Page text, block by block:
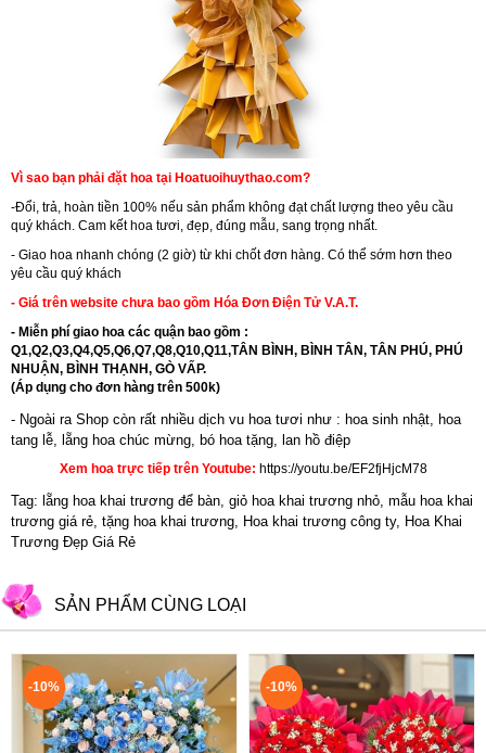
Vì sao bạn phải đặt hoa tại Hoatuoihuythao.com?
-Đổi, trả, hoàn tiền 100% nếu sản phẩm không đạt chất lượng theo yêu cầu
quý khách. Cam kết hoa tươi, đẹp, đúng mẫu, sang trọng nhất.
- Giao hoa nhanh chóng (2 giờ) từ khi chốt đơn hàng. Có thể sớm hơn theo
yêu cầu quý khách
- Giá trên website chưa bao gồm Hóa Đơn Điện Tử V.A.T.
- Miễn phí giao hoa các quận bao gồm :
Q1,Q2,Q3,Q4,Q5,Q6,Q7,Q8,Q10,Q11,TÂN BÌNH, BÌNH TÂN, TÂN PHÚ, PHÚ
NHUẬN, BÌNH THẠNH, GÒ VẤP.
(Áp dụng cho đơn hàng trên 500k)
- Ngoài ra Shop còn rất nhiều dịch vu hoa tươi như : hoa sinh nhật, hoa
tang lễ, l ẵng hoa chúc mừng, bó hoa tặng, lan hồ điệp
Xem hoa trực tiếp trên Youtube: https://youtu.be/EF2fjHjcM78
Tag: lẵng hoa khai trương để bàn, giỏ hoa khai trương nhỏ, mẫu hoa khai
trương giá rẻ, tặng hoa khai trương, Hoa khai trương công ty, Hoa Khai
Trương Đẹp Giá Rẻ
SẢN PHẨM CÙNG LOẠI
-10% -10%